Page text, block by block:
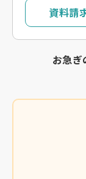
資料請
お急ぎ